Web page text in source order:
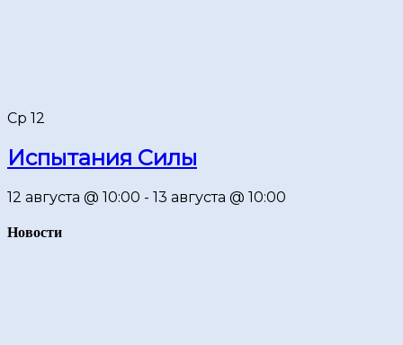
Ср 12
Испытания Силы
12 августа @ 10:00 - 13 августа @ 10:00
Новости